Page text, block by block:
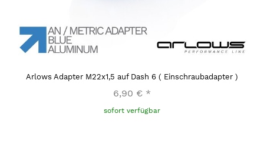
Arlows Adapter M22x1,5 auf Dash 6 ( Einschraubadapter )
6,90 € *
sofort verfügbar